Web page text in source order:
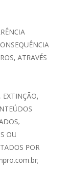
ATRAVÉS
EXTINÇÃO,
OU
POR